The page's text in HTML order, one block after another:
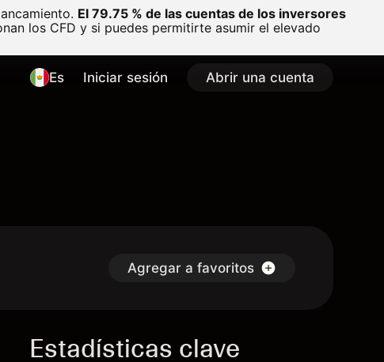
El 79.75 % de las cuentas de los inversores
los CFD y si puedes permitirte asumir el elevado
Es Iniciar sesión Abrir una cuenta
Agregar a favoritos
Estadísticas clave